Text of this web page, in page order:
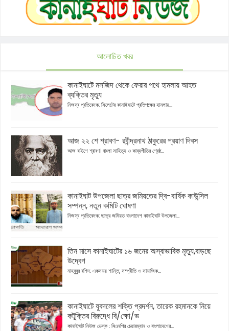
আলোচিত খবর
কানাইঘাটে মসজিদ থেকে ফেরার পথে হামলায় আহত
ব্যক্তির মৃত্যু
নিজস্ব প্রতিবেদক: সিলেটের কানাইঘাটে প্রতিপক্ষের হামলায়...
আজ ২২ শে শ্রাবণ- রবীন্দ্রনাথ ঠাকুরের প্রয়াণ দিবস
আজ বাইশে শ্রাবণ। বাংলা সাহিত্য ও কাব্যগীতির শ্রেষ্ঠ...
কানাইঘাট উপজেলা ছাত্র জমিয়তের দ্বি-বার্ষিক কাউন্সিল
সম্পন্ন, নতুন কমিটি ঘোষণা
নিজস্ব প্রতিবেদক: ছাত্র জমিয়ত বাংলাদেশ কানাইঘাট উপজেলা...
তিন মাসে কানাইঘাটের ১৬ জনের অস্বাভাবিক মৃত্যু,বাড়ছে
উদ্বেগ
মাহবুবুর রশিদ: একসময় শান্তি, সম্প্রীতি ও সামাজিক...
কানাইঘাটে যুবদলের শক্তি প্রদর্শন, তারেক রহমানকে নিয়ে
কটূক্তির বিরুদ্ধে বি/ক্ষো/ভ
কানাইঘাট নিউজ ডেস্ক : বিএনপির চেয়ারম্যান ও বাংলাদেশের...